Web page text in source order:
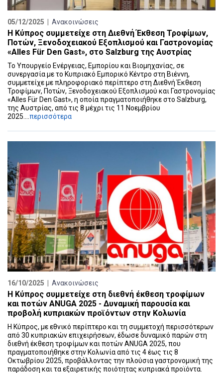
05/12/2025 | Ανακοινώσεις
Η Κύπρος συμμετείχε στη Διεθνή Έκθεση Τροφίμων,
Ποτών, Ξενοδοχειακού Εξοπλισμού και Γαστρονομίας
«Alles Für Den Gast», στο Salzburg της Αυστρίας
Το Υπουργείο Ενέργειας, Εμπορίου και Βιομηχανίας, σε
συνεργασία με το Κυπριακό Εμπορικό Κέντρο στη Βιέννη,
συμμετείχε με πληροφοριακό περίπτερο στη Διεθνή Έκθεση
Τροφίμων, Ποτών, Ξενοδοχειακού Εξοπλισμού και Γαστρονομίας
«Alles Für Den Gast», η οποία πραγματοποιήθηκε στο Salzburg,
της Αυστρίας, από τις 8 μέχρι τις 11 Νοεμβρίου
2025.... περισσότερα
16/10/2025 | Ανακοινώσεις
Η Κύπρος συμμετείχε στη διεθνή έκθεση τροφίμων
και ποτών ANUGA 2025 - Δυναμική παρουσία και
προβολή κυπριακών προϊόντων στην Κολωνία
Η Κύπρος, με εθνικό περίπτερο και τη συμμετοχή περισσότερων
από 30 κυπριακών επιχειρήσεων, έδωσε δυναμικό παρών στη
διεθνή έκθεση τροφίμων και ποτών ANUGA 2025, που
πραγματοποιήθηκε στην Κολωνία από τις 4 έως τις 8
Οκτωβρίου 2025, προβάλλοντας την πλούσια γαστρονομική της
παράδοση και τα εξαιρετικής ποιότητας κυπριακά προϊόντα.